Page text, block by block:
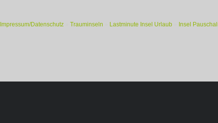
Impressum/Datenschutz Trauminseln Lastminute Insel Urlaub Insel